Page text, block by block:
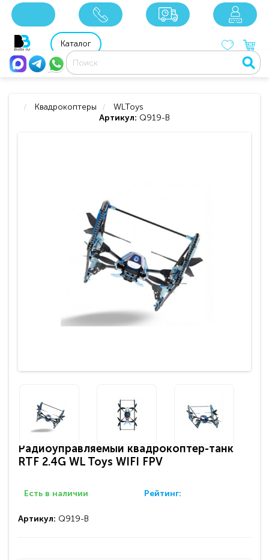
8 800 201 92 06
Каталог
Квадрокоптеры
WLToys
Артикул: Q919-B
Радиоуправляемый квадрокоптер-танк
RTF 2.4G WL Toys WIFI FPV
Есть в наличии Рейтинг:
Артикул: Q919-B
xxx